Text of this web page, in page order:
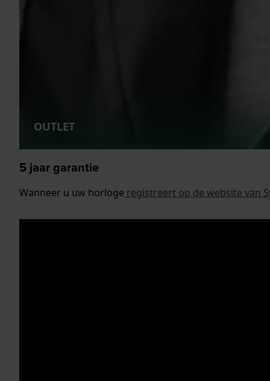
OUTLET
5 jaar garantie
Wanneer u uw horloge registreert op de website van